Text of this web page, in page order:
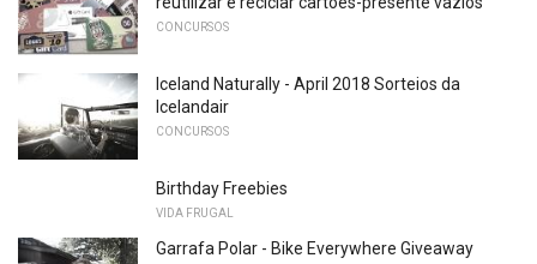
CONCURSOS
Iceland Naturally - April 2018 Sorteios da
Icelandair
CONCURSOS
Birthday Freebies
VIDA FRUGAL
Garrafa Polar - Bike Everywhere Giveaway